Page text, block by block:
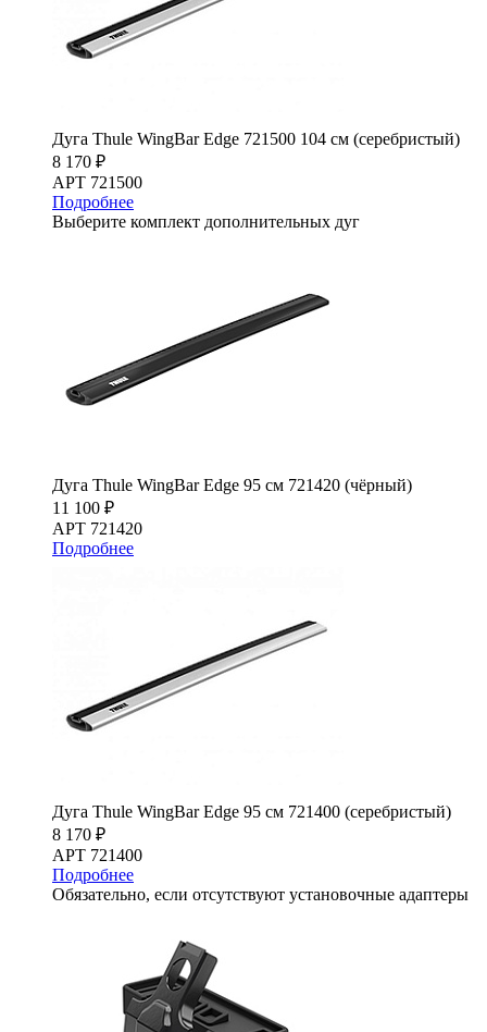
Дуга Thule WingBar Edge 721500 104 см (серебристый)
8 170 ₽
АРТ 721500
Подробнее
Выберите комплект дополнительных дуг
Дуга Thule WingBar Edge 95 см 721420 (чёрный)
11 100 ₽
АРТ 721420
Подробнее
Дуга Thule WingBar Edge 95 см 721400 (серебристый)
8 170 ₽
АРТ 721400
Подробнее
Обязательно, если отсутствуют установочные адаптеры